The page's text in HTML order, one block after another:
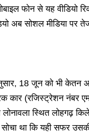
फोन से यह वीडियो
अब सोशल मीडिया पर
18 जून को भी केतन
कार (रजिस्ट्रेशन नंबर
स्थित लोहगढ़
सोचा था कि यही सफर